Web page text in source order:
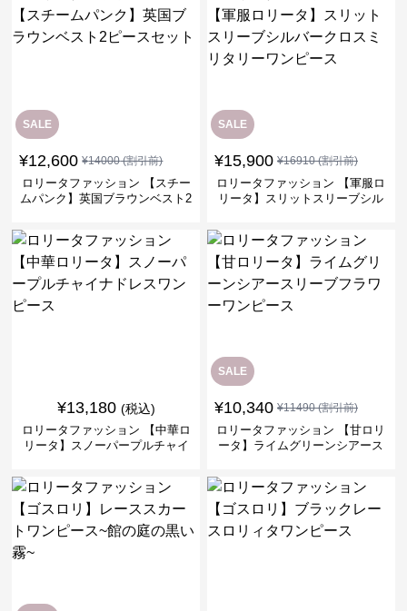
SALE
¥12,600 ¥14000(割引前)
ロリータファッション 【スチー
ムパンク】英国ブラウンベスト2
SALE
¥15,900 ¥16910(割引前)
ロリータファッション 【軍服ロ
リータ】スリットスリーブシル
¥13,180 (税込)
ロリータファッション 【中華ロ
リータ】スノーパープルチャイ
SALE
¥10,340 ¥11490(割引前)
ロリータファッション 【甘ロリ
ータ】ライムグリーンシアース